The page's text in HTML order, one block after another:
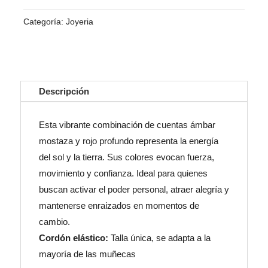
Categoría: Joyeria
Descripción
Esta vibrante combinación de cuentas ámbar
mostaza y rojo profundo representa la energía
del sol y la tierra. Sus colores evocan fuerza,
movimiento y confianza. Ideal para quienes
buscan activar el poder personal, atraer alegría y
mantenerse enraizados en momentos de
cambio.
Cordón elástico: Talla única, se adapta a la
mayoría de las muñecas